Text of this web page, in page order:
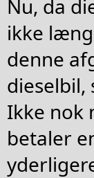
Nu, da
ikke
denne
dieselbil,
Ikke nok
betaler